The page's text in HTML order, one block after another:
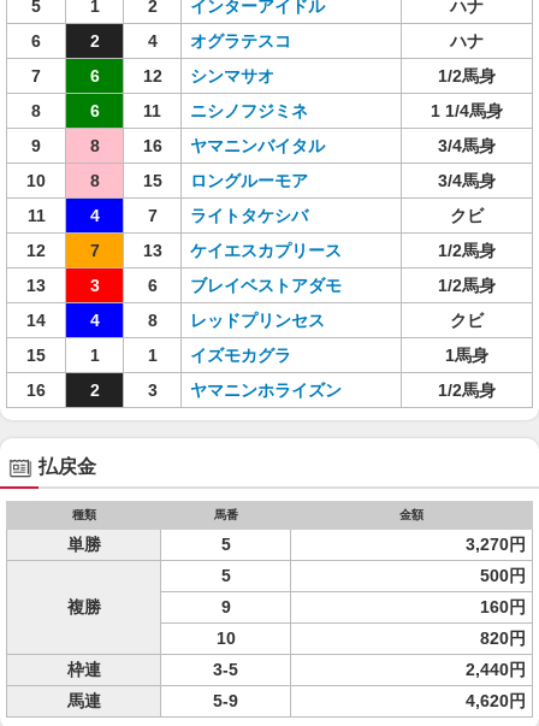
5
1 2 インターアイドル
ハナ
6
2 4 オグラテスコ
ハナ
7
6 12 シンマサオ
1/2馬身
8
6 11 ニシノフジミネ
1 1/4馬身
9
8 16 ヤマニンバイタル
3/4馬身
10
8 15 ロングルーモア
3/4馬身
11
4 7 ライトタケシバ
クビ
12
7 13 ケイエスカプリース
1/2馬身
13
3 6 ブレイベストアダモ
1/2馬身
14
4 8 レッドプリンセス
クビ
15
1 1 イズモカグラ
1馬身
16
2 3 ヤマニンホライズン 1/2馬身
払戻金
種類 馬番 金額
単勝 5 3,270円
複勝
5
500円
9
160円
10
820円
枠連
3-5
2,440円
馬連
5-9 4,620円